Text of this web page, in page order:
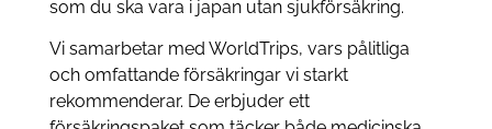
som du ska vara i japan utan sjukförsäkring.
Vi samarbetar med WorldTrips, vars pålitliga
och omfattande försäkringar vi starkt
rekommenderar. De erbjuder ett